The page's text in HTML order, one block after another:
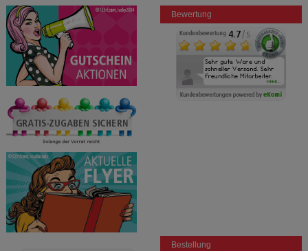
Bewertung
Bestellung